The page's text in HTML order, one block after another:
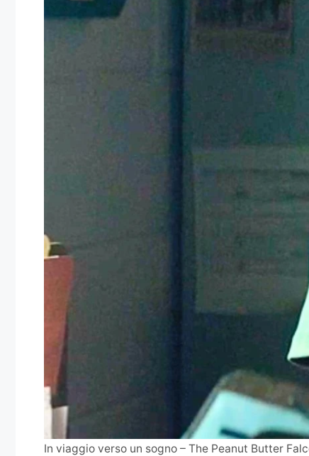
In viaggio verso un sogno – The Peanut Butter